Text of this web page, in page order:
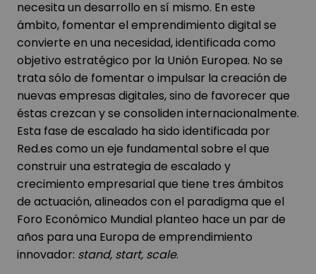
necesita un desarrollo en sí mismo. En este
ámbito, fomentar el emprendimiento digital se
convierte en una necesidad, identificada como
objetivo estratégico por la Unión Europea. No se
trata sólo de fomentar o impulsar la creación de
nuevas empresas digitales, sino de favorecer que
éstas crezcan y se consoliden internacionalmente.
Esta fase de escalado ha sido identificada por
Red.es como un eje fundamental sobre el que
construir una estrategia de escalado y
crecimiento empresarial que tiene tres ámbitos
de actuación, alineados con el paradigma que el
Foro Económico Mundial planteo hace un par de
años para una Europa de emprendimiento
innovador: stand, start, scale.